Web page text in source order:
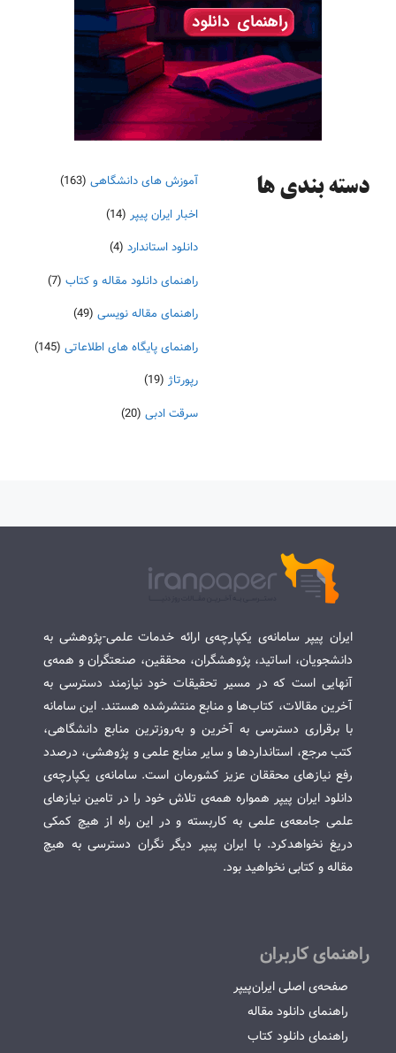
دسته‌ بندی ها آموزش های دانشگاهی (163)
اخبار ایران پیپر (14)
دانلود استاندارد (4)
راهنمای دانلود مقاله و کتاب (7)
راهنمای مقاله نویسی (49)
راهنمای پایگاه های اطلاعاتی (145)
رپورتاژ (19)
سرقت ادبی (20)
ایران پیپر سامانه‌ی یکپارچه‌ی ارائه خدمات علمی-پژوهشی به
دانشجویان، اساتید، پژوهشگران، محققین، صنعتگران و همه‌ی
آنهایی است که در مسیر تحقیقات خود نیازمند دسترسی به
آخرین مقالات، کتاب‌ها و منابع منتشرشده هستند. این سامانه
با برقراری دسترسی به آخرین و به‌روزترین منابع دانشگاهی،
کتب مرجع، استانداردها و سایر منابع علمی و پژوهشی، درصدد
رفع نیازهای محققان عزیز کشورمان است. سامانه‌ی یکپارچه‌ی
دانلود ایران پیپر همواره همه‌ی تلاش خود را در تامین نیازهای
علمی جامعه‌ی علمی به کاربسته و در این راه از هیچ کمکی
دریغ نخواهدکرد. با ایران پیپر دیگر نگران دسترسی به هیچ
مقاله و کتابی نخواهید بود.
راهنمای کاربران
صفحه‌ی اصلی ایران‌پیپر
راهنمای دانلود مقاله
راهنمای دانلود کتاب